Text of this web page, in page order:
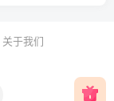
关于我们